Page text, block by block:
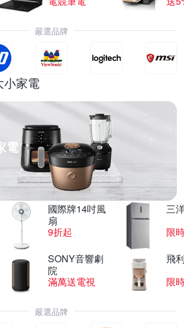
嚴選品牌
小家電
電
國際牌14吋風
扇
9折起
三
限
SONY音響劇
院
滿萬送電視
飛
限
嚴選品牌